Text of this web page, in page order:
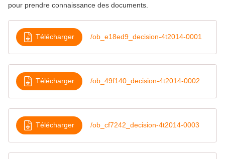
pour prendre connaissance des documents.
Télécharger /ob_e18ed9_decision-4t2014-0001
Télécharger /ob_49f140_decision-4t2014-0002
Télécharger /ob_cf7242_decision-4t2014-0003